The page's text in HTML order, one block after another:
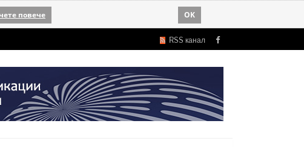
повече OK
RSS канал Facebook